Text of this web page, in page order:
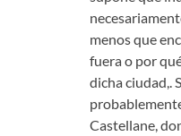
menos que
fuera o por
dicha ciudad,.
Castellane,